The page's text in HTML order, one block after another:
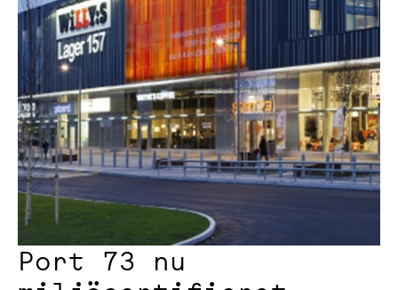
Port 73 nu